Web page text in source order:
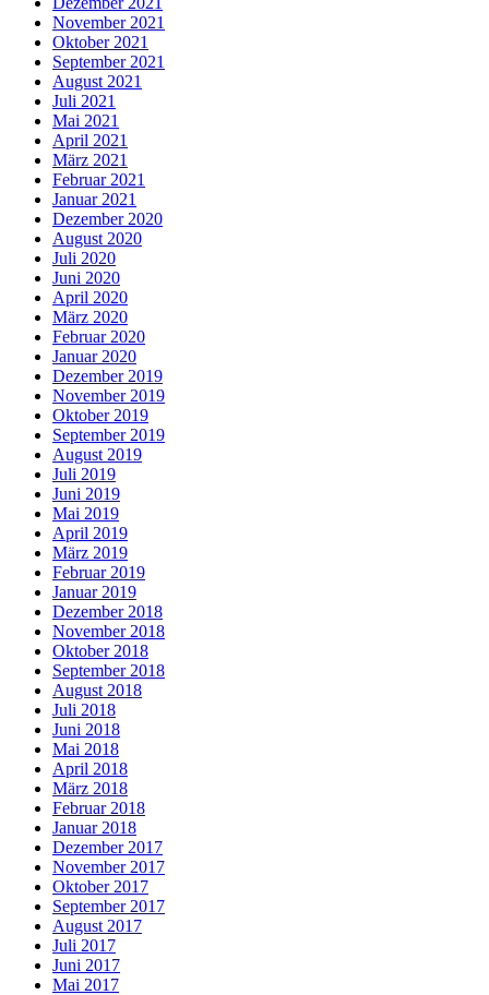
November 2021
Oktober 2021
September 2021
August 2021
Juli 2021
Mai 2021
April 2021
März 2021
Februar 2021
Januar 2021
Dezember 2020
August 2020
Juli 2020
Juni 2020
April 2020
März 2020
Februar 2020
Januar 2020
Dezember 2019
November 2019
Oktober 2019
September 2019
August 2019
Juli 2019
Juni 2019
Mai 2019
April 2019
März 2019
Februar 2019
Januar 2019
Dezember 2018
November 2018
Oktober 2018
September 2018
August 2018
Juli 2018
Juni 2018
Mai 2018
April 2018
März 2018
Februar 2018
Januar 2018
Dezember 2017
November 2017
Oktober 2017
September 2017
August 2017
Juli 2017
Juni 2017
Mai 2017